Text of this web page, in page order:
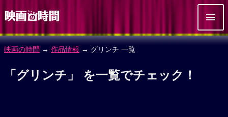
映画の時間 → 作品情報 → グリンチ 一覧
「グリンチ」 を一覧でチェック！